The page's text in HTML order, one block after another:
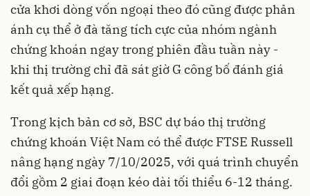
cửa khơi dòng vốn ngoại theo đó cũng được phản
ánh cụ thể ở đà tăng tích cực của nhóm ngành
chứng khoán ngay trong phiên đầu tuần này -
khi thị trường chỉ đã sát giờ G công bố đánh giá
kết quả xếp hạng.
Trong kịch bản cơ sở, BSC dự báo thị trường
chứng khoán Việt Nam có thể được FTSE Russell
nâng hạng ngày 7/10/2025, với quá trình chuyển
đổi gồm 2 giai đoạn kéo dài tối thiểu 6-12 tháng.